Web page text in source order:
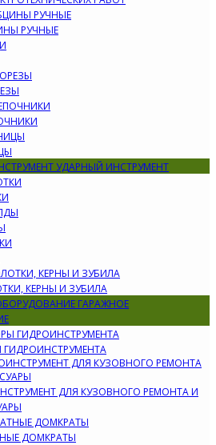
РУЧНЫЕ
УДАРНЫЙ ИНСТРУМЕНТ
КЕРНЫ И ЗУБИЛА
ГАРАЖНОЕ
ДЛЯ КУЗОВНОГО РЕМОНТА И
ДОМКРАТЫ